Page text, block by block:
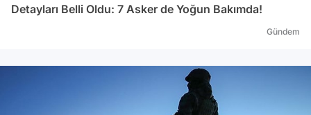
Detayları Belli Oldu: 7 Asker de Yoğun Bakımda!
Gündem